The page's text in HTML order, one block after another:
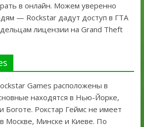
в онлайн. Можем уверенно
— Rockstar дадут доступ в ГТА
лицензии на Grand Theft
Games расположены в
находятся в Нью-Йорке,
Рокстар Геймс не имеет
Москве, Минске и Киеве. По